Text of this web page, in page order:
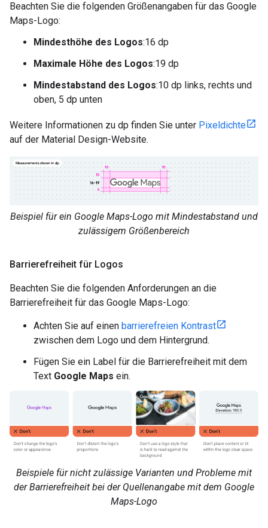
Beachten Sie die folgenden Größenangaben für das Google
Maps-Logo:
Mindesthöhe des Logos:16 dp
Maximale Höhe des Logos:19 dp
Mindestabstand des Logos:10 dp links, rechts und
oben, 5 dp unten
Weitere Informationen zu dp finden Sie unter Pixeldichte
auf der Material Design-Website.
Beispiel für ein Google Maps-Logo mit Mindestabstand und
zulässigem Größenbereich
Barrierefreiheit für Logos
Beachten Sie die folgenden Anforderungen an die
Barrierefreiheit für das Google Maps-Logo:
Achten Sie auf einen barrierefreien Kontrast
zwischen dem Logo und dem Hintergrund.
Fügen Sie ein Label für die Barrierefreiheit mit dem
Text Google Maps ein.
Beispiele für nicht zulässige Varianten und Probleme mit
der Barrierefreiheit bei der Quellenangabe mit dem Google
Maps-Logo